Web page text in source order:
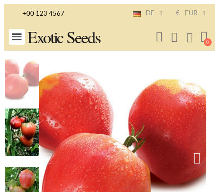
+00 123 4567 DE € EUR
Exotic Seeds